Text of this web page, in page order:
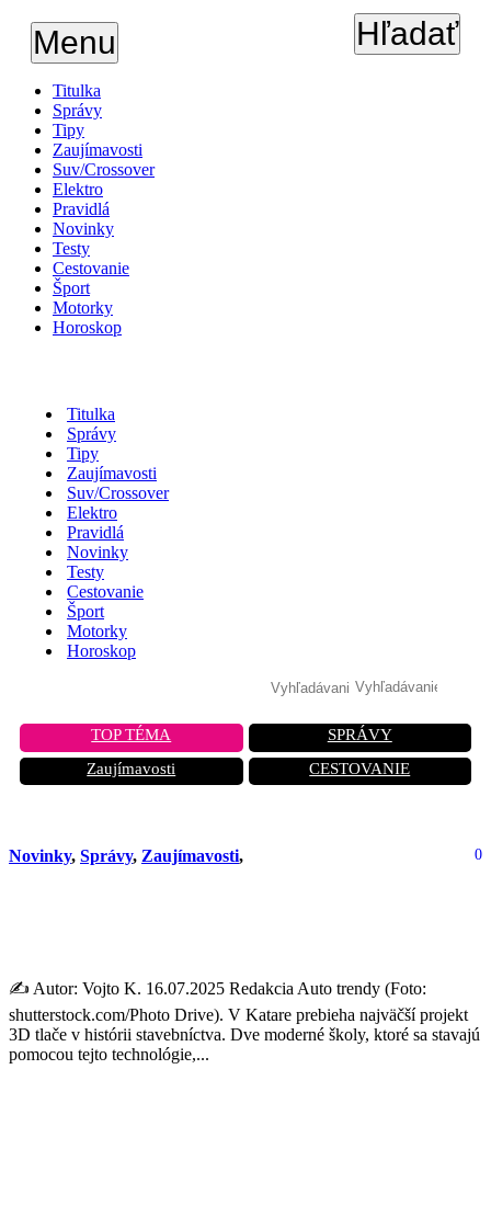
Menu Hľadať
Titulka
Správy
Tipy
Zaujímavosti
Suv/Crossover
Elektro
Pravidlá
Novinky
Testy
Cestovanie
Šport
Motorky
Horoskop
Titulka
Správy
Tipy
Zaujímavosti
Suv/Crossover
Elektro
Pravidlá
Novinky
Testy
Cestovanie
Šport
Motorky
Horoskop
TOP TÉMA
SPRÁVY
Zaujímavosti
CESTOVANIE
Novinky, Správy, Zaujímavosti, 0
✍️ Autor: Vojto K. 16.07.2025 Redakcia Auto trendy (Foto:
shutterstock.com/Photo Drive). V Katare prebieha najväčší projekt
3D tlače v histórii stavebníctva. Dve moderné školy, ktoré sa stavajú
pomocou tejto technológie,...